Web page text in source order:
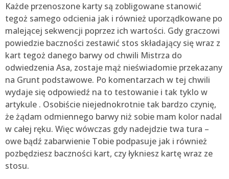
Każde przenoszone karty są zobligowane stanowić
tegoż samego odcienia jak i również uporządkowane po
malejącej sekwencji poprzez ich wartości. Gdy graczowi
powiedzie baczności zestawić stos składający się wraz z
kart tegoż danego barwy od chwili Mistrza do
odwiedzenia Asa, zostaje mąż nieświadomie przekazany
na Grunt podstawowe. Po komentarzach w tej chwili
wydaje się odpowiedź na to testowanie i tak tyklo w
artykule . Osobiście niejednokrotnie tak bardzo czynię,
że żądam odmiennego barwy niż sobie mam kolor nadal
w całej ręku. Więc wówczas gdy nadejdzie twa tura –
owe bądź zabarwienie Tobie podpasuje jak i również
pozbędziesz baczności kart, czy łykniesz kartę wraz ze
stosu.